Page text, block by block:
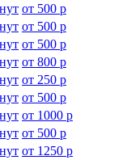
от 500 р
от 500 р
от 500 р
от 800 р
от 250 р
от 500 р
от 1000 р
от 500 р
от 1250 р